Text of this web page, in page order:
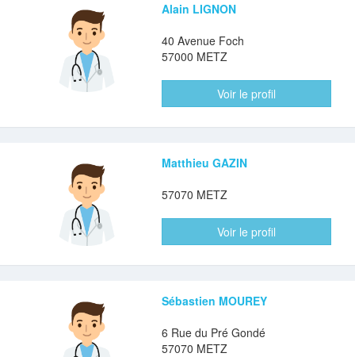
Alain LIGNON
40 Avenue Foch
57000 METZ
Voir le profil
Matthieu GAZIN
57070 METZ
Voir le profil
Sébastien MOUREY
6 Rue du Pré Gondé
57070 METZ